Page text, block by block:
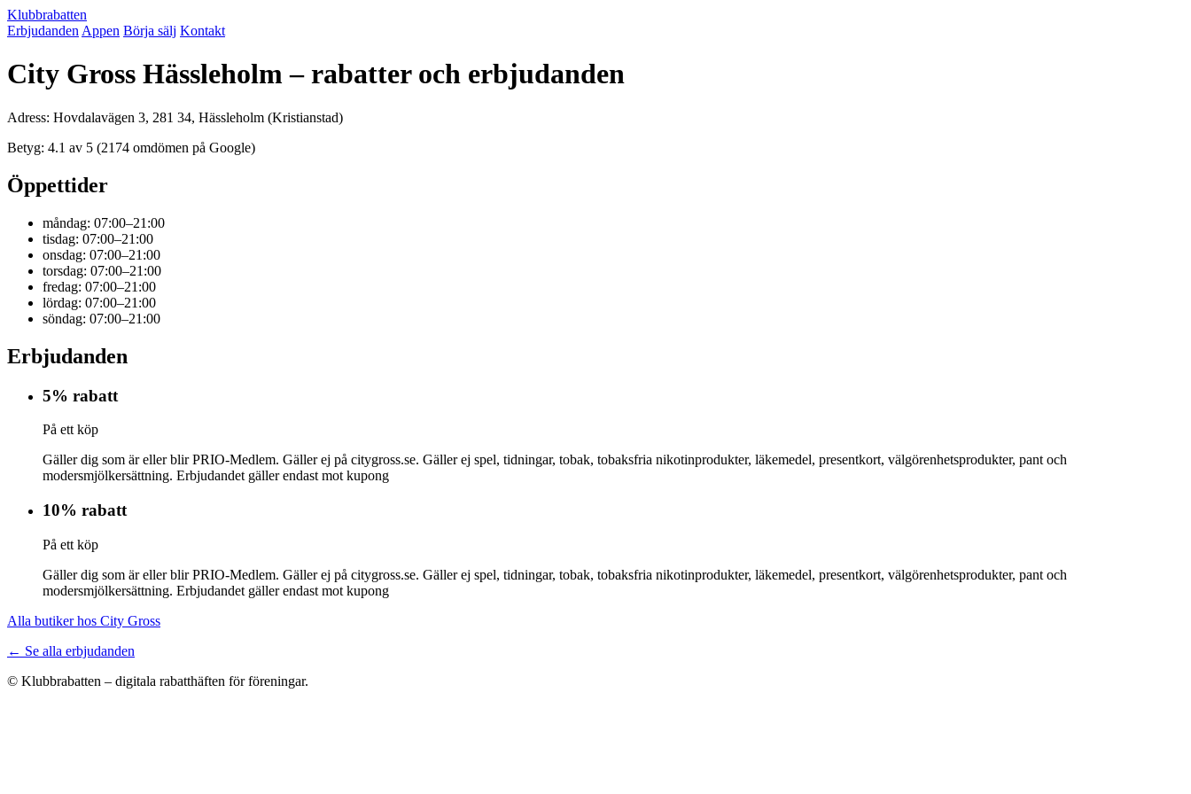
Klubbrabatten
Erbjudanden Appen Börja sälj Kontakt
City Gross Hässleholm – rabatter och erbjudanden
Adress: Hovdalavägen 3, 281 34, Hässleholm (Kristianstad)
Betyg: 4.1 av 5 (2174 omdömen på Google)
Öppettider
måndag: 07:00–21:00
tisdag: 07:00–21:00
onsdag: 07:00–21:00
torsdag: 07:00–21:00
fredag: 07:00–21:00
lördag: 07:00–21:00
söndag: 07:00–21:00
Erbjudanden
5% rabatt
På ett köp
Gäller dig som är eller blir PRIO-Medlem. Gäller ej på citygross.se. Gäller ej spel, tidningar, tobak, tobaksfria nikotinprodukter, läkemedel, presentkort, välgörenhetsprodukter, pant och
modersmjölkersättning. Erbjudandet gäller endast mot kupong
10% rabatt
På ett köp
Gäller dig som är eller blir PRIO-Medlem. Gäller ej på citygross.se. Gäller ej spel, tidningar, tobak, tobaksfria nikotinprodukter, läkemedel, presentkort, välgörenhetsprodukter, pant och
modersmjölkersättning. Erbjudandet gäller endast mot kupong
Alla butiker hos City Gross
← Se alla erbjudanden
© Klubbrabatten – digitala rabatthäften för föreningar.